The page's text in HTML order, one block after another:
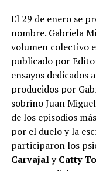
El 29 de enero se
nombre. Gabriela
volumen colectivo
publicado por
ensayos dedicados
producidos por
sobrino Juan
de los episodios
por el duelo y la
participaron los
CarvajalyCatty